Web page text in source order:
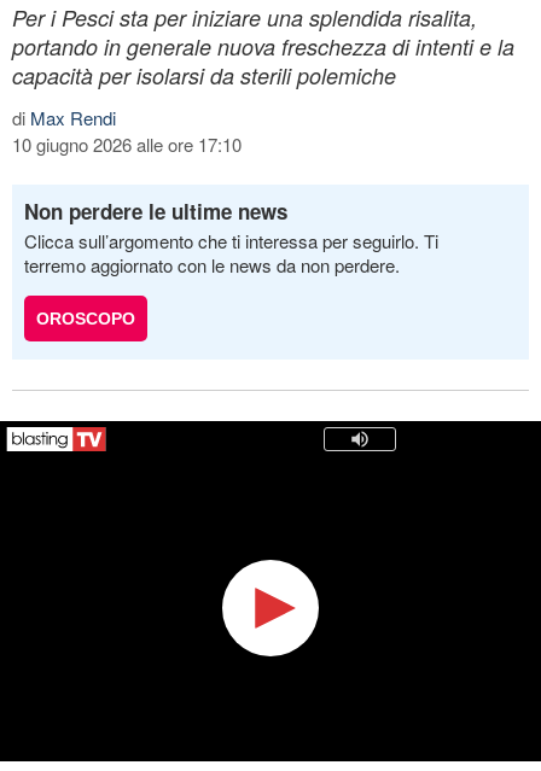
Per i Pesci sta per iniziare una splendida risalita,
portando in generale nuova freschezza di intenti e la
capacità per isolarsi da sterili polemiche
di Max Rendi
10 giugno 2026 alle ore 17:10
Non perdere le ultime news
Clicca sull’argomento che ti interessa per seguirlo. Ti
terremo aggiornato con le news da non perdere.
OROSCOPO